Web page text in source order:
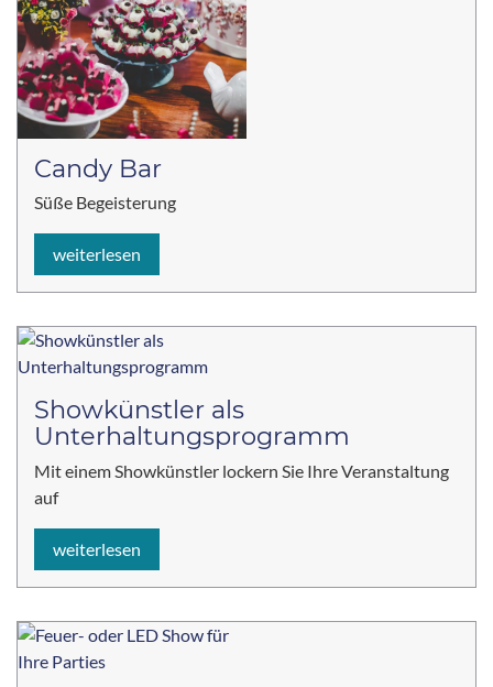
Candy Bar
Süße Begeisterung
weiterlesen
Showkünstler als
Unterhaltungsprogramm
Mit einem Showkünstler lockern Sie Ihre Veranstaltung
auf
weiterlesen